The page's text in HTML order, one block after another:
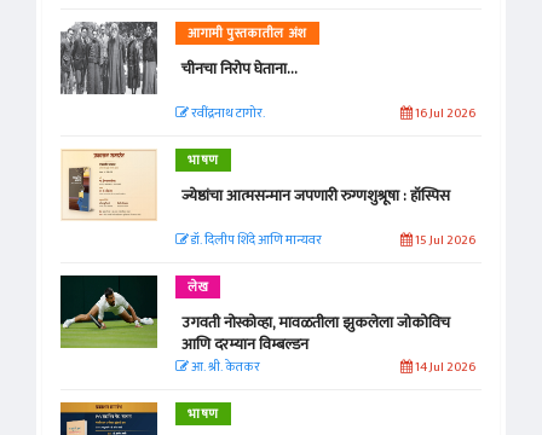
आगामी पुस्तकातील अंश
चीनचा निरोप घेताना...
रवींद्रनाथ टागोर. 16 Jul 2026
भाषण
ज्येष्ठांचा आत्मसन्मान जपणारी रुग्णशुश्रूषा : हॉस्पिस
डॉ. दिलीप शिंदे आणि मान्यवर 15 Jul 2026
लेख
उगवती नोस्कोव्हा, मावळतीला झुकलेला जोकोविच
आणि दरम्यान विम्बल्डन
आ. श्री. केतकर 14 Jul 2026
भाषण